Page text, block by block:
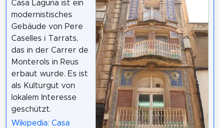
Casa Laguna ist ein
modernistisches
Gebäude von Pere
Caselles i Tarrats,
das in der Carrer de
Monterols in Reus
erbaut wurde. Es ist
als Kulturgut von
lokalem Interesse
geschützt.
Wikipedia: Casa